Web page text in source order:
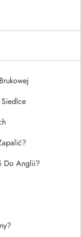
Do Anglii?